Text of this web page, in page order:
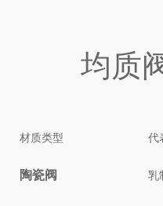
均质阀
材质类型 代
陶瓷阀 乳